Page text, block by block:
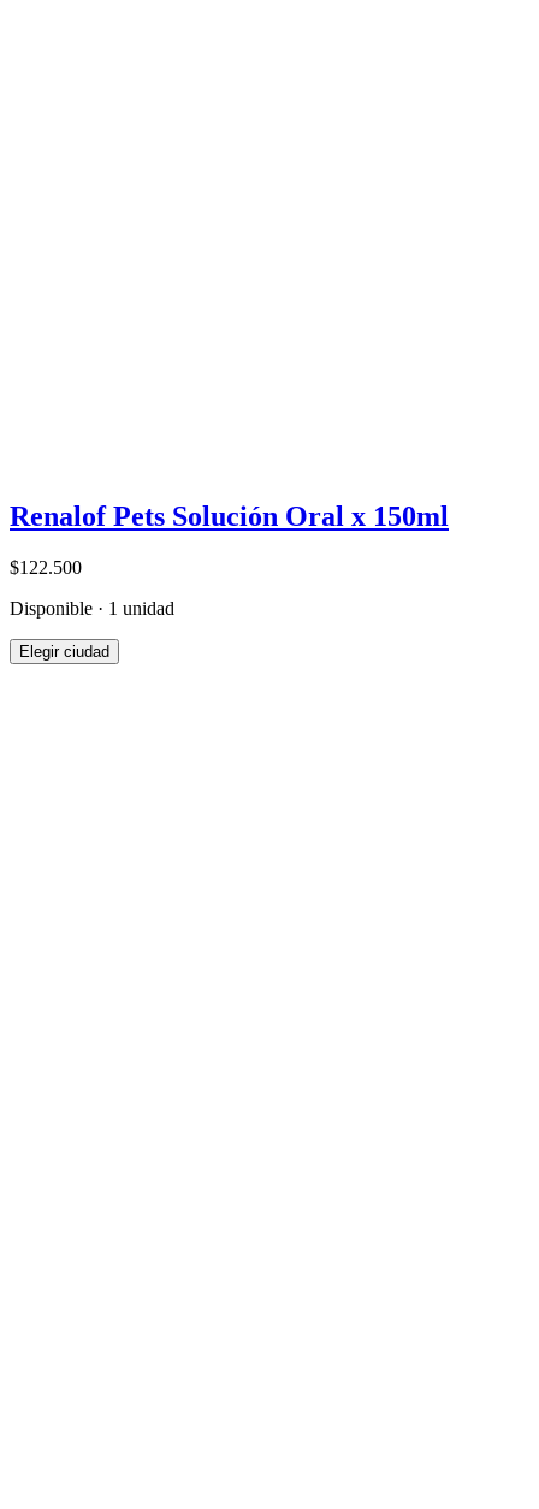
Renalof Pets Solución Oral x 150ml
$122.500
Disponible · 1 unidad
Elegir ciudad